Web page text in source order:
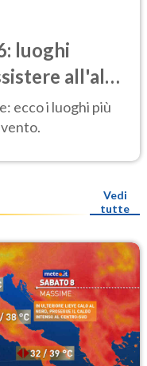
luoghi
all'alba
ecco i luoghi più
Vedi
tutte